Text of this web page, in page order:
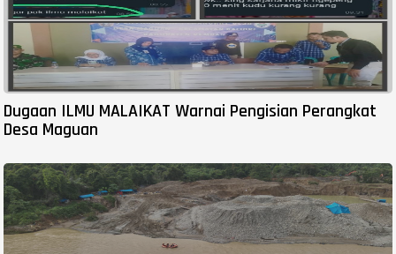
Dugaan ILMU MALAIKAT Warnai Pengisian Perangkat
Desa Maguan